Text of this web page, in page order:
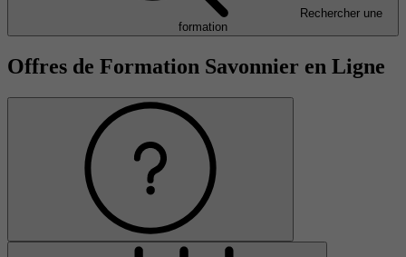
Rechercher une
formation
Offres de Formation Savonnier en Ligne